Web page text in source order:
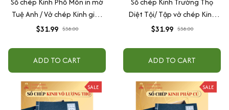
Tuệ Anh / Vở chép Kinh giấy
cổ (Tặng kèm Hộp đựng)
$31.99 $38.00
ADD TO CART
Diệt Tội/ Tập vở chép Kinh
giấy cổ in mờ Tuệ Anh (Tặng
$31.99 $38.00
ADD TO CART
SALE SALE